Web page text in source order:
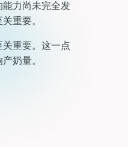
力尚未完全发
重要。
重要。这一点
奶量。